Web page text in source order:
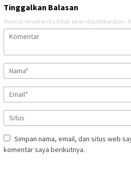
Tinggalkan Balasan
Alamat email Anda tidak akan dipublikasikan.
Simpan nama, email, dan situs web
komentar saya berikutnya.